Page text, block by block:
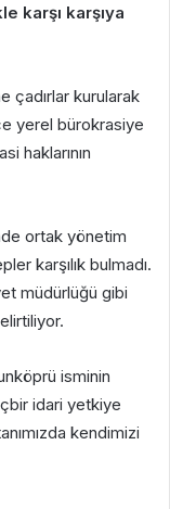
karşı karşıya
çadırlar kurularak
yerel bürokrasiye
haklarının
ortak yönetim
karşılık bulmadı.
müdürlüğü gibi
isminin
idari yetkiye
kendimizi